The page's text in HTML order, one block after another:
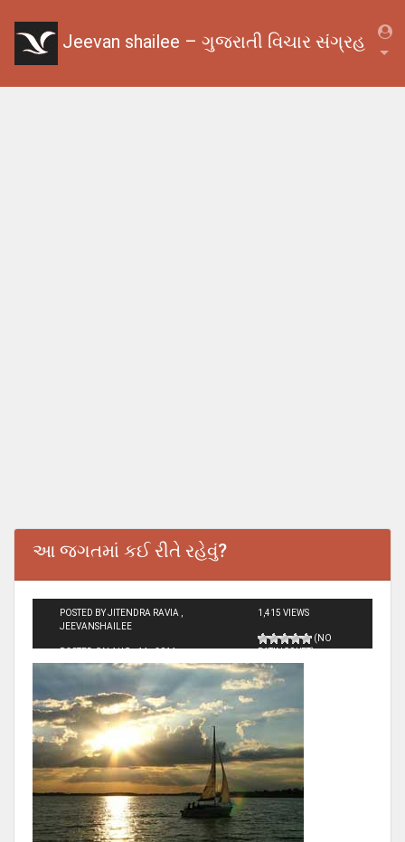
Jeevan shailee – ગુજરાતી વિચાર સંગ્રહ
આ જગતમાં કઈ રીતે રહેવું?
POSTED BY JITENDRA RAVIA ,
JEEVANSHAILEE
POSTED ON AUG - 14 - 2014
1,415 VIEWS
(NO
RATINGS YET)